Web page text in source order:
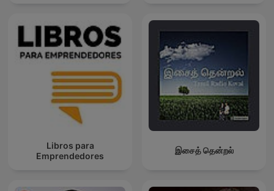
Libros para
Emprendedores
இசைத் தென்றல்